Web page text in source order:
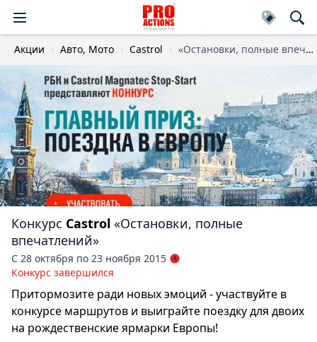
Акции Авто, Мото Castrol «Остановки, полные впечатлений»
Конкурс Castrol «Остановки, полные
впечатлений»
С 28 октября по 23 ноября 2015
Конкурс завершился
Притормозите ради новых эмоций - участвуйте в
конкурсе маршрутов и выиграйте поездку для двоих
на рождественские ярмарки Европы!